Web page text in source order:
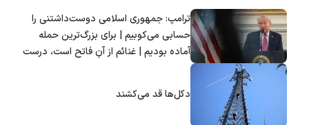
ترامپ: جمهوری اسلامی دوست‌داشتنی را
حسابی می‌کوبیم | برای بزرگ‌ترین حمله
آماده بودیم | غنائم از آنِ فاتح است، درست
دکل‌ها قد می‌کشند